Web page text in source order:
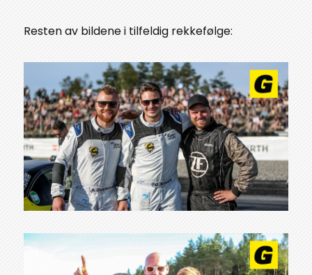
Resten av bildene i tilfeldig rekkefølge: